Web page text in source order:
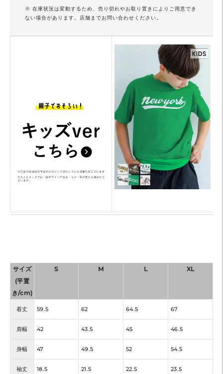
※ 在庫状況は変動するため、売り切れやお取り置きによりご用意でき
ない場合があります。店舗までお問い合わせください。
サイズ
(平置
き/cm)
S M L XL
着丈 59.5 62 64.5 67
肩幅 42 43.5 45 46.5
身幅 47 49.5 52 54.5
袖丈 18.5 21.5 22.5 23.5